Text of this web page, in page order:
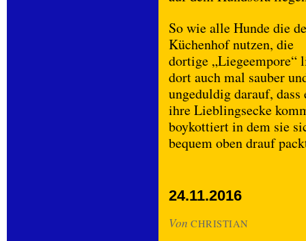
So wie alle Hunde die
Küchenhof nutzen, die
dortige „Liegeempore“
dort auch mal sauber
ungeduldig darauf,
ihre Lieblingsecke
boykottiert in dem sie
bequem oben drauf
24.11.2016
Von CHRISTIAN